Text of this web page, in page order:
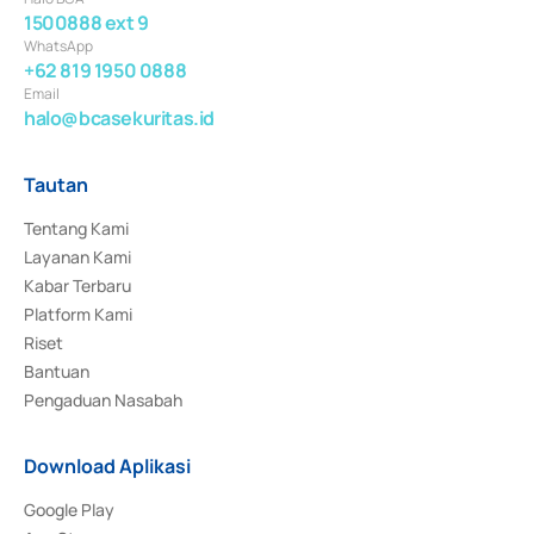
1500888 ext 9
WhatsApp
+62 819 1950 0888
Email
halo@bcasekuritas.id
Tautan
Tentang Kami
Layanan Kami
Kabar Terbaru
Platform Kami
Riset
Bantuan
Pengaduan Nasabah
Download Aplikasi
Google Play